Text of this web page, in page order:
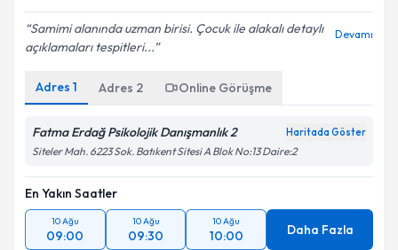
Samimi alanında uzman birisi. Çocuk ile alakalı detaylı
açıklamaları tespitleri...
Devamı
Adres 1 Adres 2 Online Görüşme
Fatma Erdağ Psikolojik Danışmanlık 2 Haritada Göster
Siteler Mah. 6223 Sok. Batıkent Sitesi A Blok No:13 Daire:2
En Yakın Saatler
10 Ağu
09:00
10 Ağu
09:30
10 Ağu
10:00 Daha Fazla